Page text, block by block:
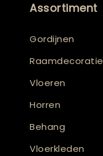
Assortiment
Gordijnen
Raamdecoratie
Vloeren
Horren
Behang
Vloerkleden